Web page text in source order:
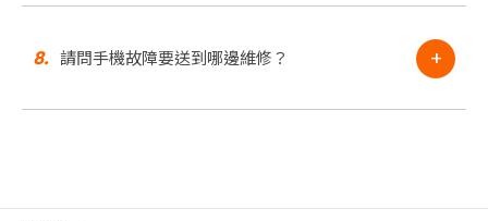
8. 請問手機故障要送到哪邊維修？ +